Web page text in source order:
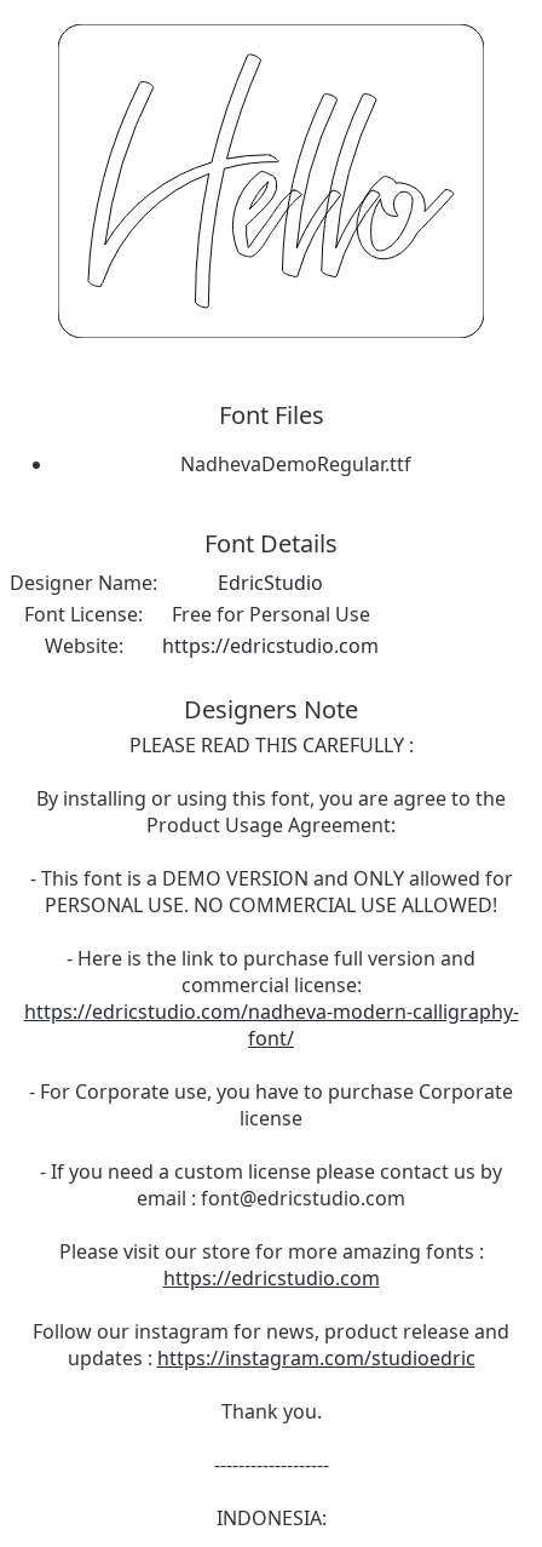
Font Files
NadhevaDemoRegular.ttf
Font Details
Designer Name:
EdricStudio
Font License:
Free for Personal Use
Website:
https://edricstudio.com
Designers Note
PLEASE READ THIS CAREFULLY :
By installing or using this font, you are agree to the
Product Usage Agreement:
- This font is a DEMO VERSION and ONLY allowed for
PERSONAL USE. NO COMMERCIAL USE ALLOWED!
- Here is the link to purchase full version and
commercial license:
https://edricstudio.com/nadheva-modern-calligraphy-
font/
- For Corporate use, you have to purchase Corporate
license
- If you need a custom license please contact us by
email : font@edricstudio.com
Please visit our store for more amazing fonts :
https://edricstudio.com
Follow our instagram for news, product release and
updates : https://instagram.com/studioedric
Thank you.
-------------------
INDONESIA: